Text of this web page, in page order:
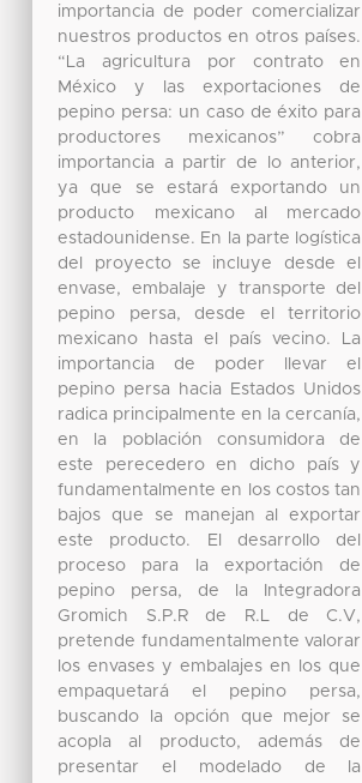
importancia de poder comercializar
nuestros productos en otros países.
“La agricultura por contrato en
México y las exportaciones de
pepino persa: un caso de éxito para
productores mexicanos” cobra
importancia a partir de lo anterior,
ya que se estará exportando un
producto mexicano al mercado
estadounidense. En la parte logística
del proyecto se incluye desde el
envase, embalaje y transporte del
pepino persa, desde el territorio
mexicano hasta el país vecino. La
importancia de poder llevar el
pepino persa hacia Estados Unidos
radica principalmente en la cercanía,
en la población consumidora de
este perecedero en dicho país y
fundamentalmente en los costos tan
bajos que se manejan al exportar
este producto. El desarrollo del
proceso para la exportación de
pepino persa, de la Integradora
Gromich S.P.R de R.L de C.V,
pretende fundamentalmente valorar
los envases y embalajes en los que
empaquetará el pepino persa,
buscando la opción que mejor se
acopla al producto, además de
presentar el modelado de la